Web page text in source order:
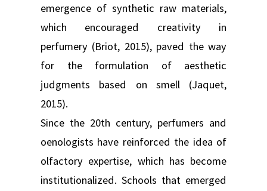
emergence of synthetic raw materials,
which encouraged creativity in
perfumery (Briot, 2015), paved the way
for the formulation of aesthetic
judgments based on smell (Jaquet,
2015).
Since the 20th century, perfumers and
oenologists have reinforced the idea of
olfactory expertise, which has become
institutionalized. Schools that emerged